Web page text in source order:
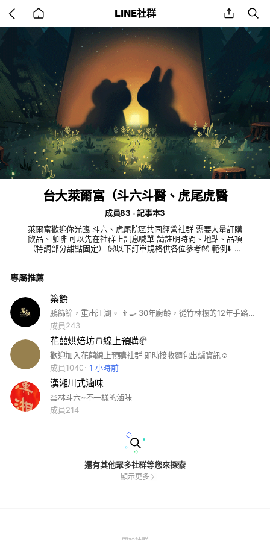
back
to
home
LINE社群 share
台大萊爾富（斗六斗醫、虎尾虎醫
成員83
記事本3
萊爾富歡迎你光臨 斗六、虎尾院區共同經營社群 需要大量訂購
飲品、咖啡 可以先在社群上訊息喊單 請註明時間、地點、品項
（特調部分甜點固定） 👐以下訂單規格供各位參考👐 範例⬇️ 斗
綠茶 因門市狀況忙碌 ❌外送❌ 咖啡飲品現做無法在次販售商
專屬推薦
築饌
鵬篩篩，重出江湖。 👨‍🍳 30年廚齡，從竹林樓的12年手路累積到今天，每一道菜都承載時間與功夫。在 築饌台菜熱炒，我們堅持現點現炒、真材實料，不追花俏，只想把熟悉的台菜味，好好端上你的餐桌。老朋友、新朋友， 歡迎來坐坐、聊聊、嚐嚐， 味道，我們已經準備好了。 🕒 營業時間 • 中午：僅接受預約 • 下午：17:00 – 21:00 ❌ 每週五休息 雲林縣虎尾鎮廉使里353-1號 ☎️056332192
成員243
花囍烘焙坊🍞線上預購🥐
歡迎加入花囍線上預購社群 即時接收麵包出爐資訊☺️
成員1040
1 小時前
漢湘川式滷味
雲林斗六~不一樣的滷味
成員214
還有其他眾多社群等您來探索
顯示更多